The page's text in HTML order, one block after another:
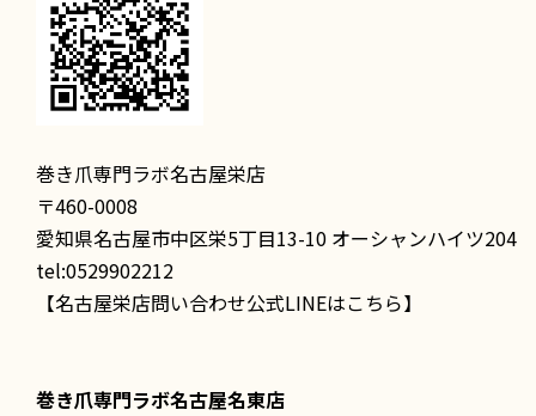
巻き爪専門ラボ名古屋栄店
〒460-0008
愛知県名古屋市中区栄5丁目13-10 オーシャンハイツ204
tel:0529902212
【名古屋栄店問い合わせ公式LINEはこちら】
巻き爪専門ラボ名古屋名東店